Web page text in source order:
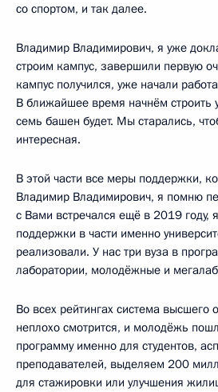
со спортом, и так далее.
Владимир Владимирович, я уже
строим кампус, завершили первую
кампус получился, уже начали
В ближайшее время начнём строить
семь башен будет. Мы старались,
интересная.
В этой части все меры поддержки,
Владимир Владимирович, я помню
с Вами встречался ещё в 2019 году,
поддержки в части именно
реализовали. У нас три вуза в
лаборатории, молодёжные и
Во всех рейтингах система высшего
неплохо смотрится, и молодёжь
программу именно для студентов,
преподавателей, выделяем 200
для стажировки или улучшения